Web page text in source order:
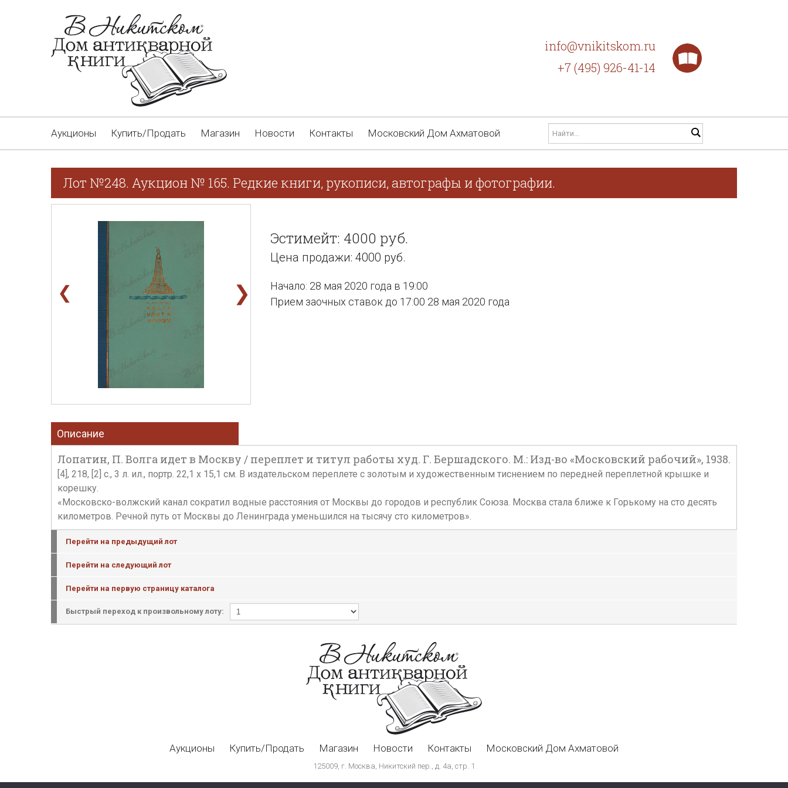
info@vnikitskom.ru
+7 (495) 926-41-14
Аукционы Купить/Продать Магазин Новости Контакты Московский Дом Ахматовой
Лот №248. Аукцион № 165. Редкие книги, рукописи, автографы и фотографии.
❮ ❯
Эстимейт: 4000 руб.
Цена продажи: 4000 руб.
Начало: 28 мая 2020 года в 19:00
Прием заочных ставок до 17:00 28 мая 2020 года
Описание
Лопатин, П. Волга идет в Москву / переплет и титул работы худ. Г. Бершадского. М.: Изд-во «Московский рабочий», 1938.
[4], 218, [2] с., 3 л. ил., портр. 22,1 x 15,1 см. В издательском переплете с золотым и художественным тиснением по передней переплетной крышке и
корешку.
«Московско-волжский канал сократил водные расстояния от Москвы до городов и республик Союза. Москва стала ближе к Горькому на сто десять
километров. Речной путь от Москвы до Ленинграда уменьшился на тысячу сто километров».
Перейти на предыдущий лот
Перейти на следующий лот
Перейти на первую страницу каталога
Быстрый переход к произвольному лоту:
Аукционы Купить/Продать Магазин Новости Контакты Московский Дом Ахматовой
125009, г. Москва, Никитский пер., д. 4а, стр. 1